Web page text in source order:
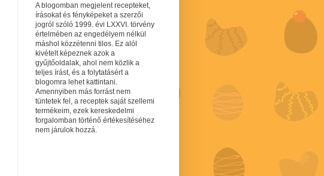
A blogomban megjelent recepteket,
írásokat és fényképeket a szerzői
jogról szóló 1999. évi LXXVI. törvény
értelmében az engedélyem nélkül
máshol közzétenni tilos. Ez alól
kivételt képeznek azok a
gyűjtőoldalak, ahol nem közlik a
teljes írást, és a folytatásért a
blogomra lehet kattintani.
Amennyiben más forrást nem
tüntetek fel, a receptek saját szellemi
termékeim, ezek kereskedelmi
forgalomban történő értékesítéséhez
nem járulok hozzá.